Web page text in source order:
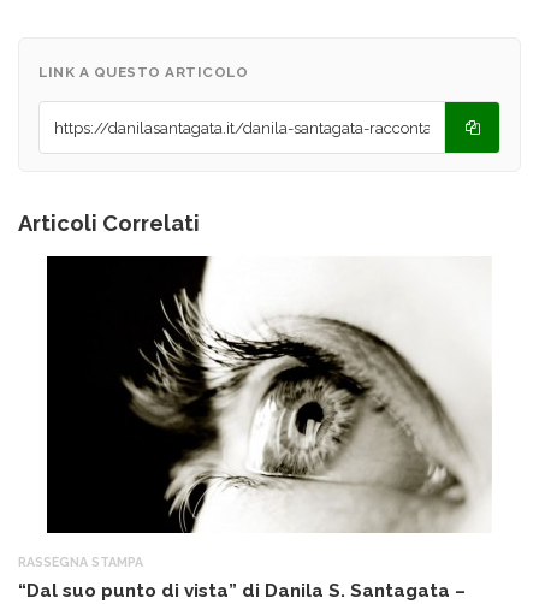
LINK A QUESTO ARTICOLO
Articoli Correlati
RASSEGNA STAMPA
“Dal suo punto di vista” di Danila S. Santagata –